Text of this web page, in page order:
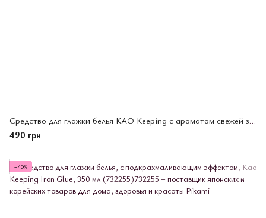
Средство для глажки белья KAO Keeping с ароматом свежей зелени, 400 мл (023247)
490 грн
−40%